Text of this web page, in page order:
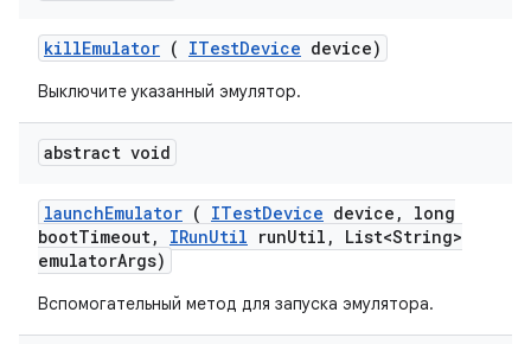
killEmulator ( ITestDevice device)
Выключите указанный эмулятор.
abstract void
launchEmulator ( ITestDevice device ,
long
bootTimeout, IRunUtil runUtil ,
List<String>
emulatorArgs)
Вспомогательный метод для запуска эмулятора.